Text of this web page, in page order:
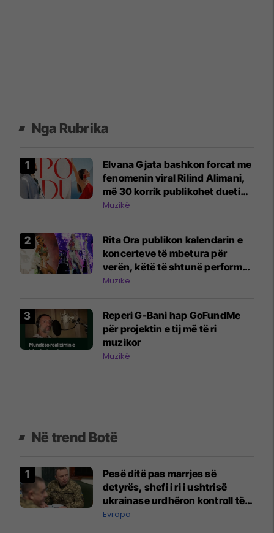
Nga Rubrika
Elvana Gjata bashkon forcat me
fenomenin viral Rilind Alimani,
më 30 korrik publikohet dueti
"Po du"
Muzikë
Rita Ora publikon kalendarin e
koncerteve të mbetura për
verën, këtë të shtunë performon
në Ohër - ende pak kohë për të
Muzikë
Reperi G-Bani hap GoFundMe
për projektin e tij më të ri
muzikor
Muzikë
Në trend Botë
Pesë ditë pas marrjes së
detyrës, shefi i ri i ushtrisë
ukrainase urdhëron kontroll të
madh
Evropa